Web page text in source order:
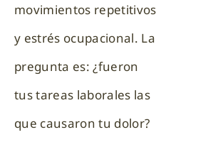
movimientos repetitivos
y estrés ocupacional. La
pregunta es: ¿fueron
tus tareas laborales las
que causaron tu dolor?